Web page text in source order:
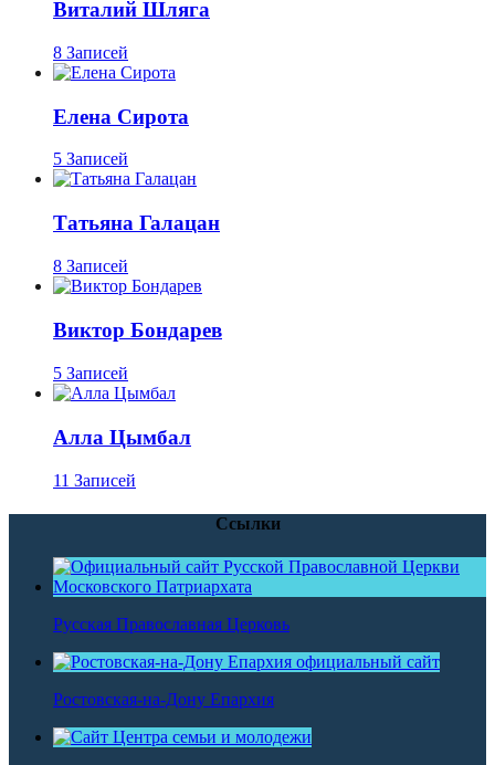
Виталий Шляга
8 Записей
Елена Сирота
5 Записей
Татьяна Галацан
8 Записей
Виктор Бондарев
5 Записей
Алла Цымбал
11 Записей
Ссылки
Русская Православная Церковь
Ростовская-на-Дону Епархия